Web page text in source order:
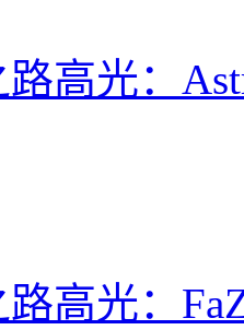
高光：
高光：